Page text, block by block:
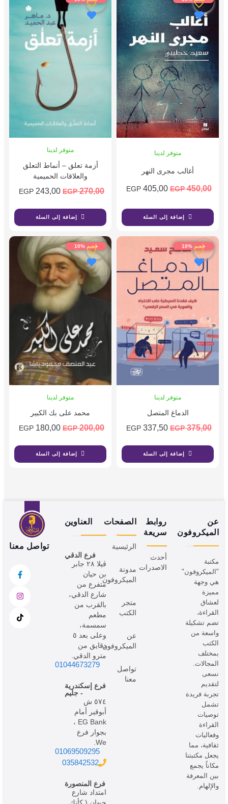
متوفر لدينا
أغالب مجرى النهر
450,00
EGP
405,00
EGP
إضافة إلى السلة
متوفر لدينا
أزمة تعلق – أنماط التعلق
والعلاقات الحميمية
270,00
EGP
243,00
EGP
إضافة إلى السلة
خصم %10
متوفر لدينا
الدماغ المتصل
375,00
EGP
337,50
EGP
إضافة إلى السلة
خصم %10
متوفر لدينا
محمد على بك الكبير
200,00
EGP
180,00
EGP
إضافة إلى السلة
عن
الميكروفون
مكتبة
"الميكروفون"
هي وجهة
مميزة
لعشاق
القراءة،
تضم تشكيلة
واسعة من
الكتب
بمختلف
المجالات.
نسعى
لتقديم
تجربة فريدة
تشمل
توصيات
القراءة
وفعاليات
ثقافية، مما
يجعل مكتبتنا
مكاناً يجمع
بين المعرفة
والإلهام.
روابط
سريعة
أحدث
الاصدرات
الصفحات
الرئيسية
مدونة
الميكروفون
متجر
الكتب
عن
الميكروفون
تواصل
معنا
العناوين
فرع الدقي
ڤيلا ٢٨ جابر
بن حيان
متفرع من
شارع الدقي،
بالقرب من
مطعم
سمسمة،
وعلى بعد ٥
دقايق من
مترو الدقي.
01044673279
فرع إسكندرية
- جليم
٥٧٤ ش
أبوقير أمام
EG Bank ،
بجوار فرع
We.
01069509295
035842532
فرع المنصورة
امتداد شارع
تواصل معنا